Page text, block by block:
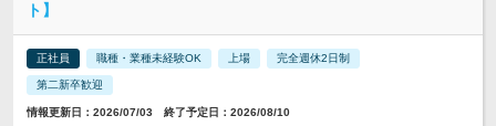
ト】
正社員 職種・業種未経験OK 上場 完全週休2日制
第二新卒歓迎
情報更新日：2026/07/03 終了予定日：2026/08/10